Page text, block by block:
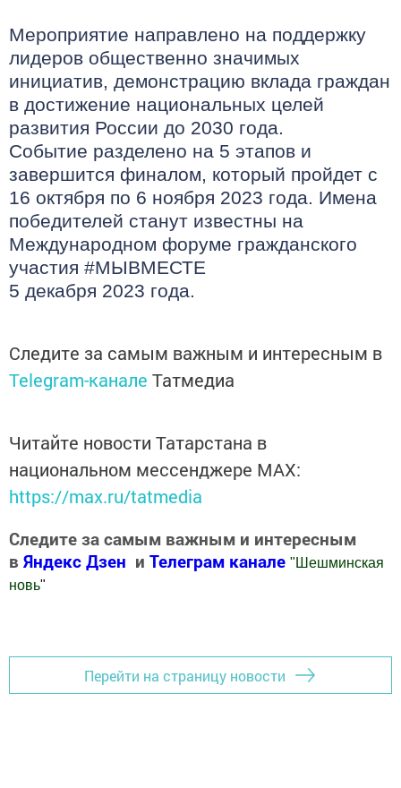
Мероприятие направлено на поддержку
лидеров общественно значимых
инициатив, демонстрацию вклада граждан
в достижение национальных целей
развития России до 2030 года.
Событие разделено на 5 этапов и
завершится финалом, который пройдет с
16 октября по 6 ноября 2023 года. Имена
победителей станут известны на
Международном форуме гражданского
участия #МЫВМЕСТЕ
5 декабря 2023 года.
Следите за самым важным и интересным в
Telegram-канале Татмедиа
Читайте новости Татарстана в
национальном мессенджере MАХ:
https://max.ru/tatmedia
Следите за самым важным и интересным
в Яндекс Дзен и Телеграм канале " Шешминская
новь"
Перейти на страницу новости